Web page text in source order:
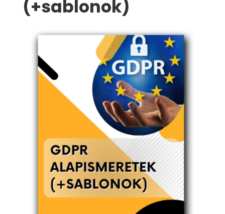
(+sablonok)